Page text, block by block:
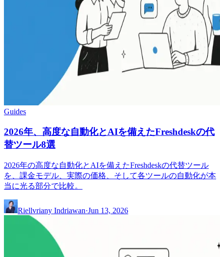
Guides
2026年、高度な自動化とAIを備えたFreshdeskの代
替ツール8選
2026年の高度な自動化とAIを備えたFreshdeskの代替ツール
を、課金モデル、実際の価格、そして各ツールの自動化が本
当に光る部分で比較。
Riellvriany Indriawan·Jun 13, 2026